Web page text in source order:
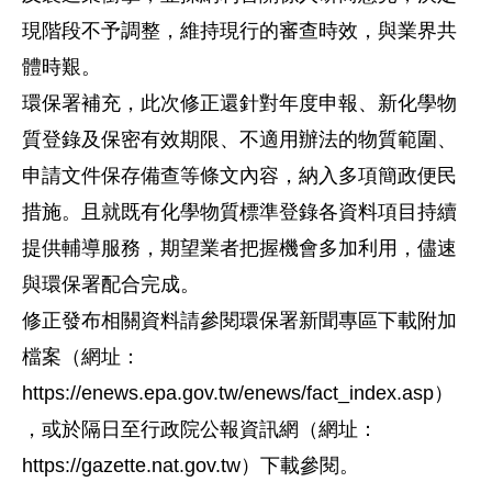
現階段不予調整，維持現行的審查時效，與業界共
體時艱。
環保署補充，此次修正還針對年度申報、新化學物
質登錄及保密有效期限、不適用辦法的物質範圍、
申請文件保存備查等條文內容，納入多項簡政便民
措施。且就既有化學物質標準登錄各資料項目持續
提供輔導服務，期望業者把握機會多加利用，儘速
與環保署配合完成。
修正發布相關資料請參閱環保署新聞專區下載附加
檔案（網址：
https://enews.epa.gov.tw/enews/fact_index.asp）
，或於隔日至行政院公報資訊網（網址：
https://gazette.nat.gov.tw）下載參閱。